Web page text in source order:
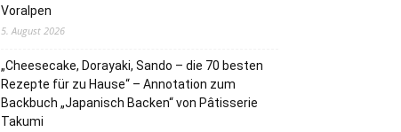
Voralpen
5. August 2026
„Cheesecake, Dorayaki, Sando – die 70 besten
Rezepte für zu Hause“ – Annotation zum
Backbuch „Japanisch Backen“ von Pâtisserie
Takumi